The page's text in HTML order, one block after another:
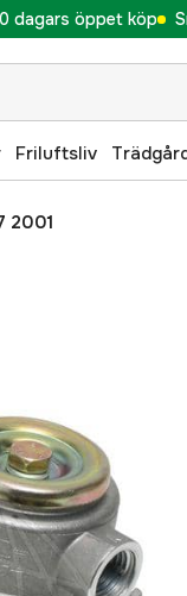
dagars öppet köp
Friluftsliv
2001